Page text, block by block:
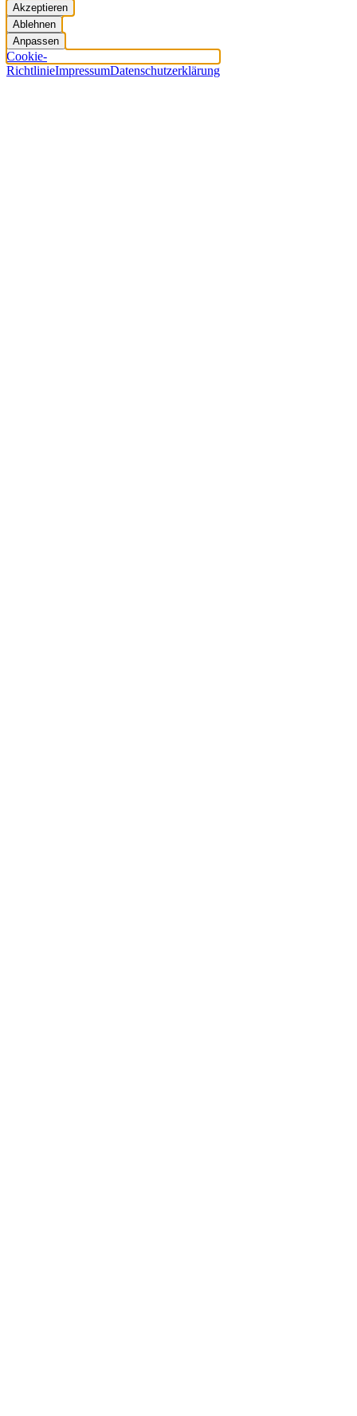
Akzeptieren
Ablehnen
Anpassen
Cookie-
RichtlinieImpressumDatenschutzerklärung